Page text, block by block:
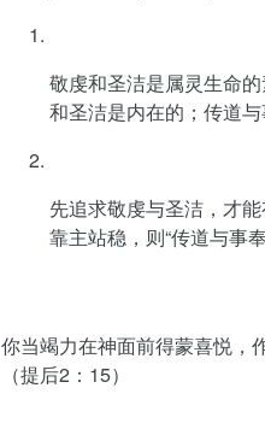
敬虔和圣洁是属灵生命
和圣洁是内在的；传道与
先追求敬虔与圣洁，才
靠主站稳，则“传道与事
你当竭力在神面前得蒙喜悦，
（提后2：15）